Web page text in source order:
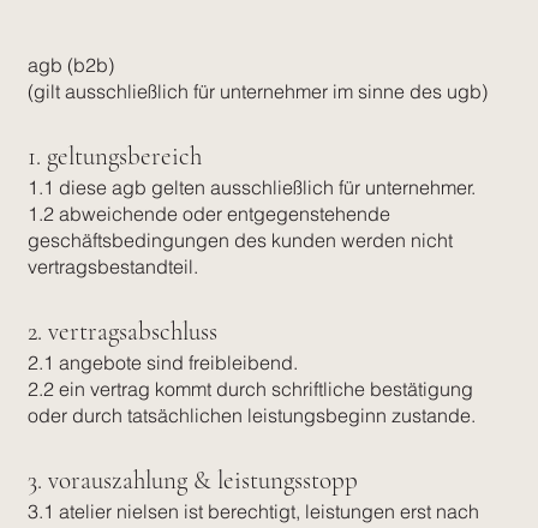
agb (b2b)
(gilt ausschließlich für unternehmer im sinne des ugb)
1. geltungsbereich
1.1 diese agb gelten ausschließlich für unternehmer.
1.2 abweichende oder entgegenstehende
geschäftsbedingungen des kunden werden nicht
vertragsbestandteil.
2. vertragsabschluss
2.1 angebote sind freibleibend.
2.2 ein vertrag kommt durch schriftliche bestätigung
oder durch tatsächlichen leistungsbeginn zustande.
3. vorauszahlung & leistungsstopp
3.1 atelier nielsen ist berechtigt, leistungen erst nach